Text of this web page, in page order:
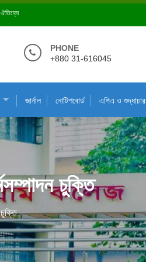
ঐতিহ্যে
PHONE
+880 31-616045
জার্নাল নোটিশবোর্ড এপিএ ও শুদ্ধাচার
চুক্তি